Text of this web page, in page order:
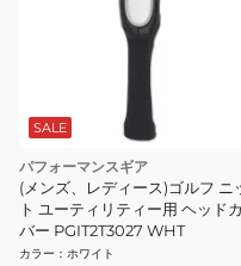
SALE
パフォーマンスギア
(メンズ、レディース)ゴルフ ニ
ト ユーティリティー用 ヘッドカ
バー PGIT2T3027 WHT
カラー ： ホワイト